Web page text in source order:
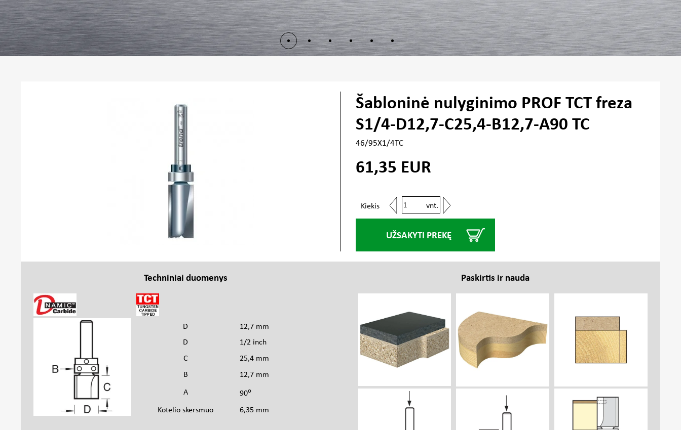
Šabloninė nulyginimo PROF TCT freza
S1/4-D12,7-C25,4-B12,7-A90 TC
46/95X1/4TC
61,35 EUR
Kiekis vnt.
UŽSAKYTI PREKĘ
Techniniai duomenys
D
12,7 mm
D
1/2 inch
C
25,4 mm
B
12,7 mm
A
90o
Kotelio skersmuo 6,35 mm
Paskirtis ir nauda